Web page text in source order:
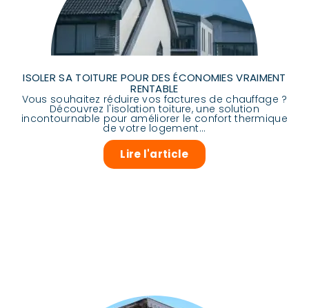
ISOLER SA TOITURE POUR DES ÉCONOMIES VRAIMENT
RENTABLE
Vous souhaitez réduire vos factures de chauffage ?
Découvrez l'isolation toiture, une solution
incontournable pour améliorer le confort thermique
de votre logement...
Lire l'article